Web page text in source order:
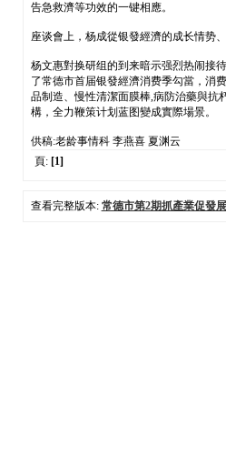
告急救濟等功效的一键相應。
座谈會上，杨成從银發經濟的成长情势
杨文惠對换研组的到来暗示强烈热闹接
了常德市首届银發經濟消费季勾當，消
品制造、慢性清潔面膜棒,病防治藥與抗
構，全力鞭策计划蓝图變成實際場景。
供稿:老龄事情科 李燕喜 夏渊云
頁: [1]
查看完整版本: 常德市第2期抓產業促發